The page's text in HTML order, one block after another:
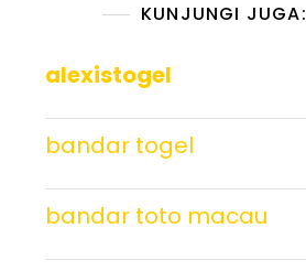
KUNJUNGI JUGA:
alexistogel
bandar togel
bandar toto macau